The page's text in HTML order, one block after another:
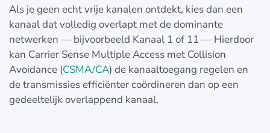
Als je geen echt vrije kanalen ontdekt, kies dan een
kanaal dat volledig overlapt met de dominante
netwerken — bijvoorbeeld Kanaal 1 of 11 — Hierdoor
kan Carrier Sense Multiple Access met Collision
Avoidance (CSMA/CA) de kanaaltoegang regelen en
de transmissies efficiënter coördineren dan op een
gedeeltelijk overlappend kanaal.